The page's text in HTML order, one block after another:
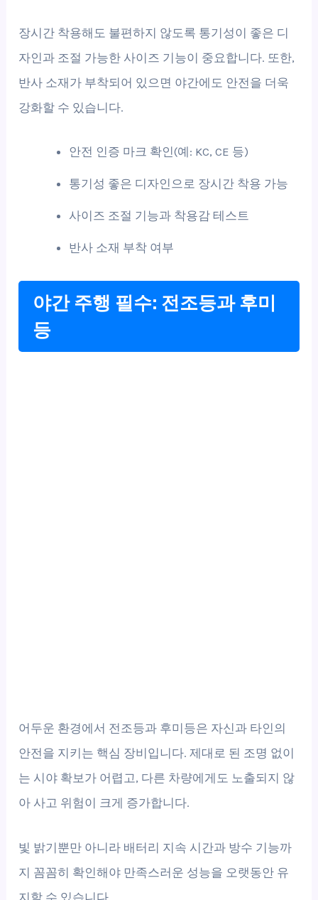
장시간 착용해도 불편하지 않도록 통기성이 좋은 디
자인과 조절 가능한 사이즈 기능이 중요합니다. 또한,
반사 소재가 부착되어 있으면 야간에도 안전을 더욱
강화할 수 있습니다.
안전 인증 마크 확인(예: KC, CE 등)
통기성 좋은 디자인으로 장시간 착용 가능
사이즈 조절 기능과 착용감 테스트
반사 소재 부착 여부
야간 주행 필수: 전조등과 후미
등
어두운 환경에서 전조등과 후미등은 자신과 타인의
안전을 지키는 핵심 장비입니다. 제대로 된 조명 없이
는 시야 확보가 어렵고, 다른 차량에게도 노출되지 않
아 사고 위험이 크게 증가합니다.
빛 밝기뿐만 아니라 배터리 지속 시간과 방수 기능까
지 꼼꼼히 확인해야 만족스러운 성능을 오랫동안 유
지할 수 있습니다.